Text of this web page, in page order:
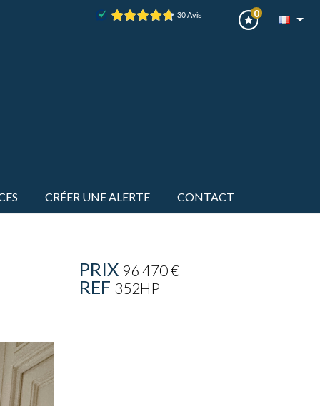
0
CRÉER UNE ALERTE CONTACT
PRIX 96 470€
REF 352HP